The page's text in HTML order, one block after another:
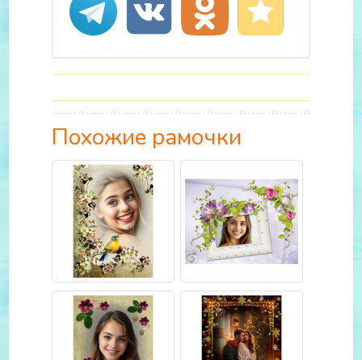
Похожие рамочки